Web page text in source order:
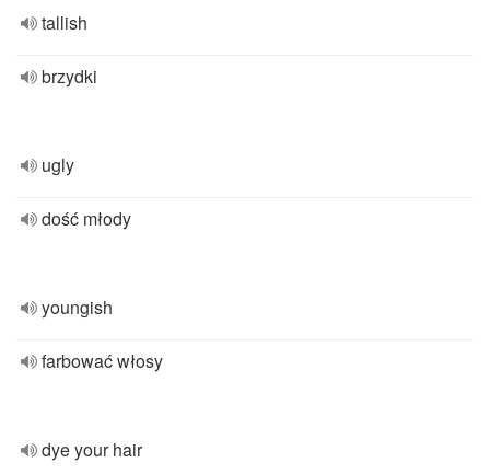
tallish
brzydki
ugly
dość młody
youngish
farbować włosy
dye your hair